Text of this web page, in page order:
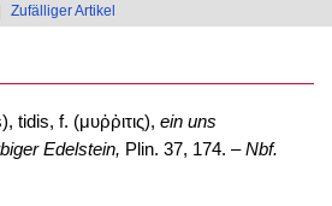
Zufälliger Artikel
tidis, f. (μυῤῥιτις), ein uns
Edelstein, Plin. 37, 174. –Nbf.